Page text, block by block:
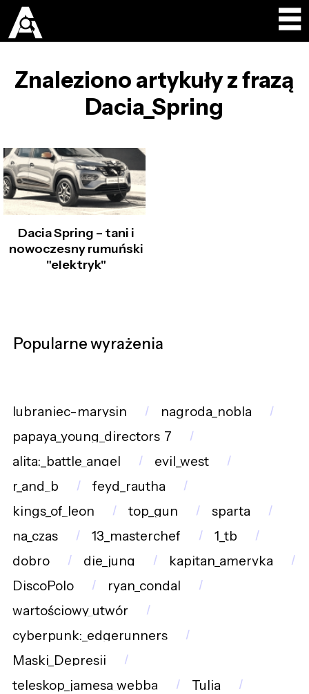
Znaleziono artykuły z frazą
Dacia_Spring
Dacia Spring – tani i
nowoczesny rumuński
"elektryk"
Popularne wyrażenia
lubraniec-marysin
nagroda_nobla
papaya_young_directors_7
alita:_battle_angel
evil_west
r_and_b
feyd_rautha
kings_of_leon
top_gun
sparta
na_czas
13_masterchef
1_tb
dobro
die_jung
kapitan_ameryka
DiscoPolo
ryan_condal
wartościowy_utwór
cyberpunk:_edgerunners
Maski_Depresji
teleskop_jamesa_webba
Tulia